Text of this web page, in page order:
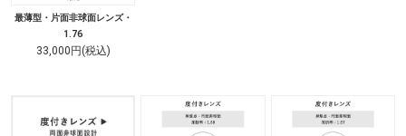
最薄型・片面非球面レンズ・
1.76
33,000円(税込)